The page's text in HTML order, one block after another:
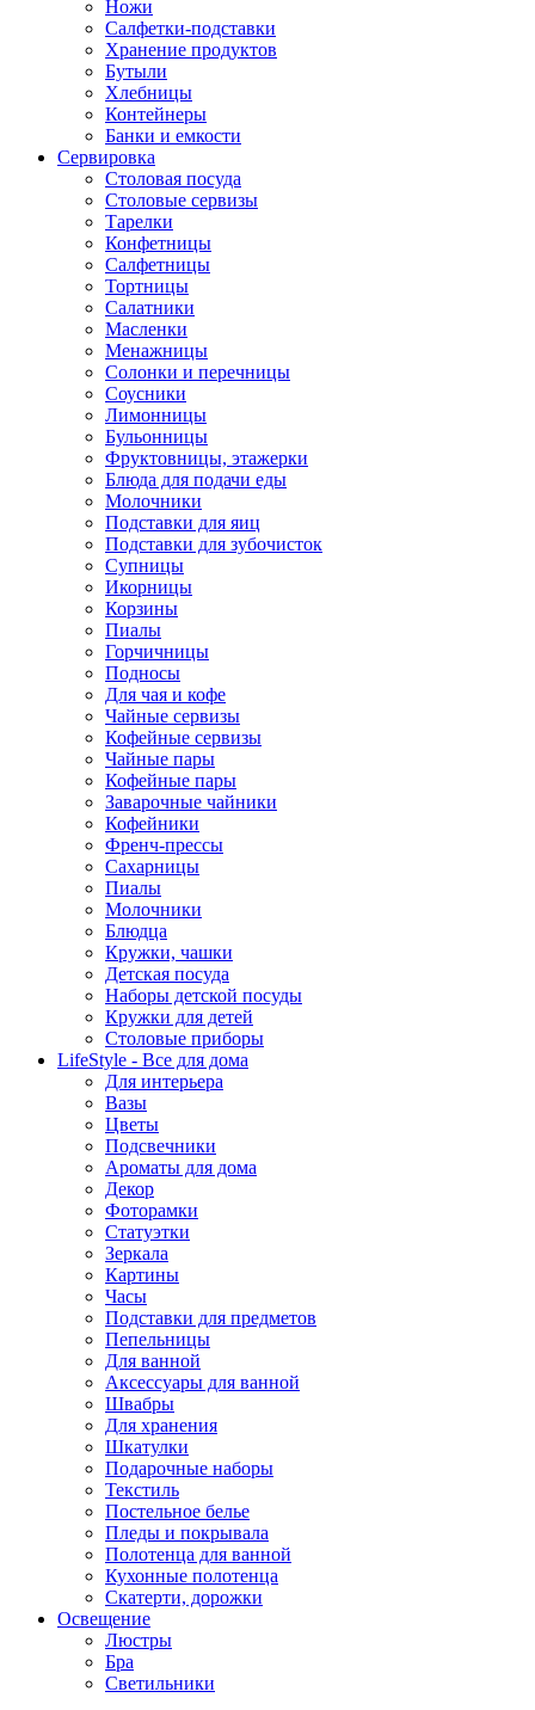
Ножи
Салфетки-подставки
Хранение продуктов
Бутыли
Хлебницы
Контейнеры
Банки и емкости
Сервировка
Столовая посуда
Столовые сервизы
Тарелки
Конфетницы
Салфетницы
Тортницы
Салатники
Масленки
Менажницы
Солонки и перечницы
Соусники
Лимонницы
Бульонницы
Фруктовницы, этажерки
Блюда для подачи еды
Молочники
Подставки для яиц
Подставки для зубочисток
Супницы
Икорницы
Корзины
Пиалы
Горчичницы
Подносы
Для чая и кофе
Чайные сервизы
Кофейные сервизы
Чайные пары
Кофейные пары
Заварочные чайники
Кофейники
Френч-прессы
Сахарницы
Пиалы
Молочники
Блюдца
Кружки, чашки
Детская посуда
Наборы детской посуды
Кружки для детей
Столовые приборы
LifeStyle - Все для дома
Для интерьера
Вазы
Цветы
Подсвечники
Ароматы для дома
Декор
Фоторамки
Статуэтки
Зеркала
Картины
Часы
Подставки для предметов
Пепельницы
Для ванной
Аксессуары для ванной
Швабры
Для хранения
Шкатулки
Подарочные наборы
Текстиль
Постельное белье
Пледы и покрывала
Полотенца для ванной
Кухонные полотенца
Скатерти, дорожки
Освещение
Люстры
Бра
Светильники